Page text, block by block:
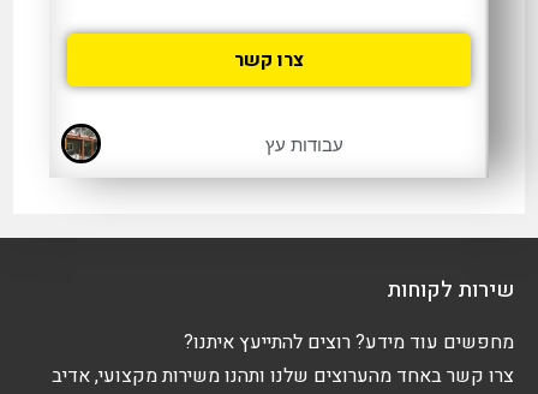
צרו קשר
עבודות עץ
שירות לקוחות
מחפשים עוד מידע? רוצים להתייעץ איתנו?
צרו קשר באחד מהערוצים שלנו ותהנו משירות מקצועי, אדיב